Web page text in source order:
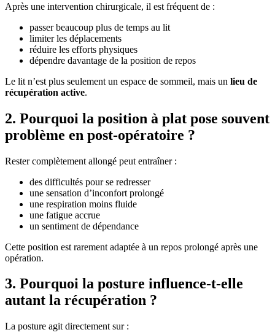
Après une intervention chirurgicale, il est fréquent de :
passer beaucoup plus de temps au lit
limiter les déplacements
réduire les efforts physiques
dépendre davantage de la position de repos
Le lit n’est plus seulement un espace de sommeil, mais un lieu de
récupération active.
2. Pourquoi la position à plat pose souvent
problème en post-opératoire ?
Rester complètement allongé peut entraîner :
des difficultés pour se redresser
une sensation d’inconfort prolongé
une respiration moins fluide
une fatigue accrue
un sentiment de dépendance
Cette position est rarement adaptée à un repos prolongé après une
opération.
3. Pourquoi la posture influence-t-elle
autant la récupération ?
La posture agit directement sur :